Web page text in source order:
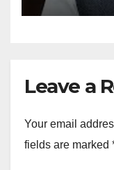
Leave a
Your email
fields are marked